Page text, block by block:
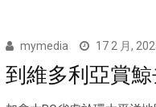
mymedia 17 2 月,
到維多利亞賞鯨